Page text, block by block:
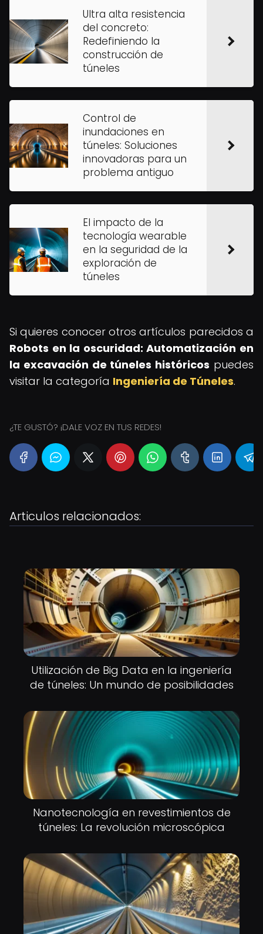
Ultra alta resistencia
del concreto:
Redefiniendo la
construcción de
túneles
Control de
inundaciones en
túneles: Soluciones
innovadoras para un
problema antiguo
El impacto de la
tecnología wearable
en la seguridad de la
exploración de
túneles
Si quieres conocer otros artículos parecidos a
Robots en la oscuridad: Automatización en
la excavación de túneles históricos puedes
visitar la categoría Ingeniería de Túneles.
¿TE GUSTÓ? ¡DALE VOZ EN TUS REDES!
Articulos relacionados:
Utilización de Big Data en la ingeniería
de túneles: Un mundo de posibilidades
Nanotecnología en revestimientos de
túneles: La revolución microscópica